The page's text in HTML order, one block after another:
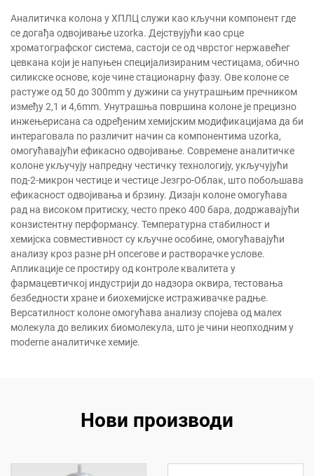
Аналитичка колона у ХПЛЦ служи као кључни компонент где
се догађа одвојивање uzorka. Дејствујући као срце
хроматографског система, састоји се од чврстог нержавећег
цевкана који је напуњен специјализираним честицама, обично
силикске основе, које чине стационарну фазу. Ове колоне се
растуже од 50 до 300mm у дужини са унутрашњим пречником
између 2,1 и 4,6mm. Унутрашња површина колоне је прецизно
инжењерисана са одређеним хемијским модификацијама да би
интераговала по различит начин са компонентима uzorka,
омогућавајући ефикасно одвојивање. Современе аналитичке
колоне укључују напредну честичку технологију, укључујући
под-2-микрон честице и честице Језгро-Облак, што побољшава
ефикасност одвојивања и брзину. Дизајн колоне омогућава
рад на високом притиску, често преко 400 бара, додржавајући
конзистентну перформансу. Температурна стабилност и
хемијска совместивност су кључне особине, омогућавајући
анализу кроз разне pH опсегове и растворачке услове.
Апликације се простиру од контроле квалитета у
фармацевтичкој индустрији до надзора оквира, тестовања
безбедности хране и биохемијске истраживачке радње.
Версатилност колоне омогућава анализу спојева од малех
молекула до великих биомолекула, што је чини неопходним у
moderne аналитичке хемије.
Нови производи